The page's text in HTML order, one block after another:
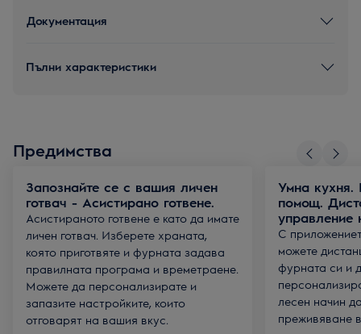
Документация
Пълни характеристики
Предимства
Запознайте се с вашия личен
готвач - Асистирано готвене.
Асистираното готвене е като да имате
личен готвач. Изберете храната,
която приготвяте и фурната задава
правилната програма и времетраене.
Можете да персонализирате и
запазите настройките, които
отговарят на вашия вкус.
Умна кухня.
помощ.
управление
С
можете
фурната си и
лесен начин
преживяване